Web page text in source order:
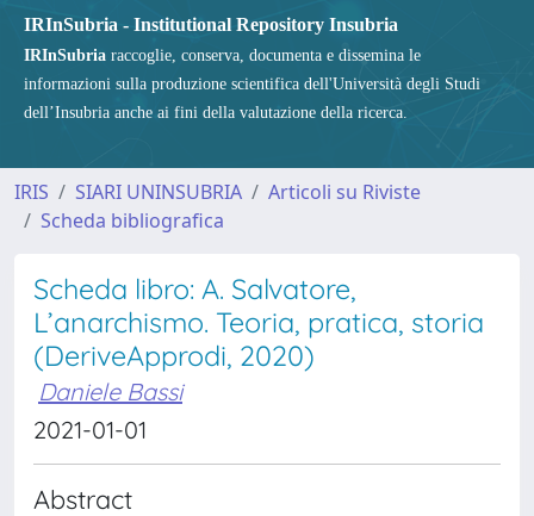
IRInSubria - Institutional Repository Insubria
IRInSubria raccoglie, conserva, documenta e dissemina le
informazioni sulla produzione scientifica dell'Università degli Studi
dell’Insubria anche ai fini della valutazione della ricerca.
IRIS SIARI UNINSUBRIA
Articoli su Riviste
Scheda bibliografica
Scheda libro: A. Salvatore,
L’anarchismo. Teoria, pratica, storia
(DeriveApprodi, 2020)
Daniele Bassi
2021-01-01
Abstract